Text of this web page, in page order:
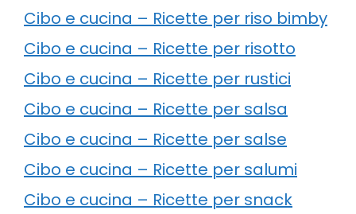
Cibo e cucina – Ricette per riso bimby
Cibo e cucina – Ricette per risotto
Cibo e cucina – Ricette per rustici
Cibo e cucina – Ricette per salsa
Cibo e cucina – Ricette per salse
Cibo e cucina – Ricette per salumi
Cibo e cucina – Ricette per snack